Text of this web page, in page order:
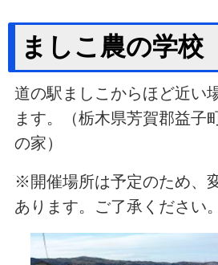
ましこ農の学校
道の駅ましこからほど近い
ます。（栃木県芳賀郡益
の家）
※開催場所は予定のため、
あります。ご了承ください。